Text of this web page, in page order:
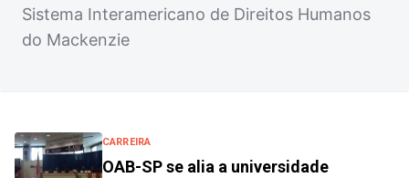
Sistema Interamericano de Direitos Humanos
do Mackenzie
CARREIRA
OAB-SP se alia a universidade